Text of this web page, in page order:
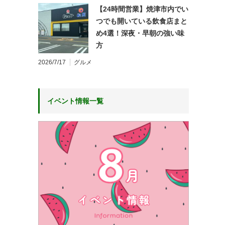
【24時間営業】焼津市内でい
つでも開いている飲食店まと
め4選！深夜・早朝の強い味
方
2026/7/17 グルメ
イベント情報一覧